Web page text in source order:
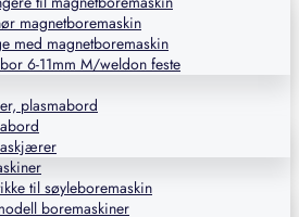
magnetboremaskin
med magnetboremaskin
6-11mm M/weldon feste
plasmabord
til søyleboremaskin
boremaskiner